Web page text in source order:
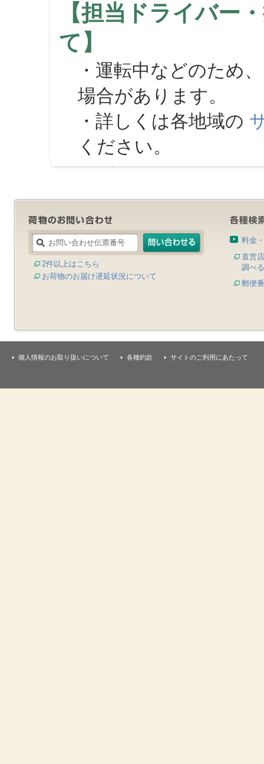
【担当ドライバー
て】
・運転中などのため
場合があります。
・詳しくは各地域の
ください。
2件以上はこちら
お荷物のお届け遅延状況について
料金
直営
調べる
郵便
個人情報のお取り扱いについて 各種約款 サイトのご利用にあたって